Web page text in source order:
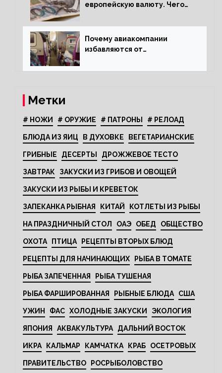
европейскую валюту. Чего
Почему авиакомпании
избавляются от
Метки
# НОЖИ # ОРУЖИЕ # ПАТРОНЫ # РЕЛОАД
БЛЮДА ИЗ ЯИЦ В ДУХОВКЕ ВЕГЕТАРИАНСКИЕ
ГРИБНЫЕ ДЕСЕРТЫ ДРОЖЖЕВОЕ ТЕСТО
ЗАВТРАК ЗАКУСКИ ИЗ ГРИБОВ И ОВОЩЕЙ
ЗАКУСКИ ИЗ РЫБЫ И КРЕВЕТОК
ЗАПЕКАНКА РЫБНАЯ КИТАЙ КОТЛЕТЫ ИЗ РЫБЫ
НА ПРАЗДНИЧНЫЙ СТОЛ ОАЭ ОБЕД ОБЩЕСТВО
ОХОТА ПТИЦА РЕЦЕПТЫ ВТОРЫХ БЛЮД
РЕЦЕПТЫ ДЛЯ НАЧИНАЮЩИХ РЫБА В ТОМАТЕ
РЫБА ЗАПЕЧЕННАЯ РЫБА ТУШЕНАЯ
РЫБА ФАРШИРОВАННАЯ РЫБНЫЕ БЛЮДА США
УЖИН ФАС ХОЛОДНЫЕ ЗАКУСКИ ЭКОЛОГИЯ
ЯПОНИЯ АКВАКУЛЬТУРА ДАЛЬНИЙ ВОСТОК
ИКРА КАЛЬМАР КАМЧАТКА КРАБ ОСЕТРОВЫХ
ПРАВИТЕЛЬСТВО РОСРЫБОЛОВСТВО